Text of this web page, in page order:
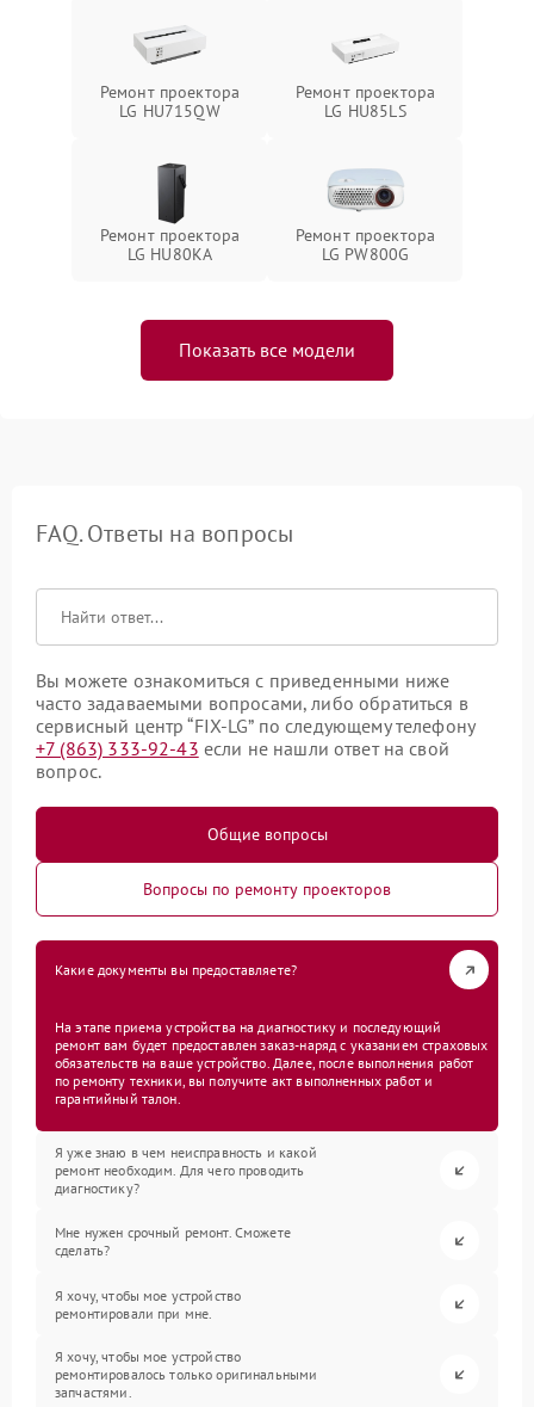
Ремонт проектора
LG HU715QW
Ремонт проектора
LG HU85LS
Ремонт проектора
LG HU80KA
Ремонт проектора
LG PW800G
Показать все модели
FAQ. Ответы на вопросы
Вы можете ознакомиться с приведенными ниже
часто задаваемыми вопросами, либо обратиться в
сервисный центр “FIX-LG” по следующему телефону
+7 (863) 333-92-43 если не нашли ответ на свой
вопрос.
Общие вопросы
Вопросы по ремонту проекторов
Какие документы вы предоставляете?
На этапе приема устройства на диагностику и последующий
ремонт вам будет предоставлен заказ-наряд с указанием страховых
обязательств на ваше устройство. Далее, после выполнения работ
по ремонту техники, вы получите акт выполненных работ и
гарантийный талон.
Я уже знаю в чем неисправность и какой
ремонт необходим. Для чего проводить
диагностику?
Мне нужен срочный ремонт. Сможете
сделать?
Я хочу, чтобы мое устройство
ремонтировали при мне.
Я хочу, чтобы мое устройство
ремонтировалось только оригинальными
запчастями.